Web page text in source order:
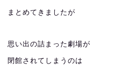
まとめてきましたが
思い出の詰まった劇場が
閉館されてしまうのは